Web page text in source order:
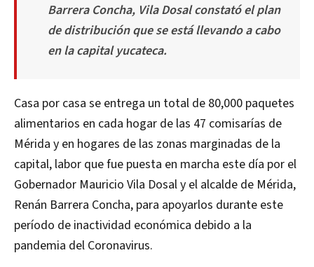
Barrera Concha, Vila Dosal constató el plan
de distribución que se está llevando a cabo
en la capital yucateca.
Casa por casa se entrega un total de 80,000 paquetes
alimentarios en cada hogar de las 47 comisarías de
Mérida y en hogares de las zonas marginadas de la
capital, labor que fue puesta en marcha este día por el
Gobernador Mauricio Vila Dosal y el alcalde de Mérida,
Renán Barrera Concha, para apoyarlos durante este
período de inactividad económica debido a la
pandemia del Coronavirus.